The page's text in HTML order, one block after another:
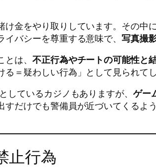
金をやり取りしています。その中
バシーを尊重する意味で、 写真撮
は、 不正行為やチートの可能性と
＝疑わしい行為」として見られて
ているカジノもありますが、 ゲー
だけでも警備員が近づいてくるよ
止行為